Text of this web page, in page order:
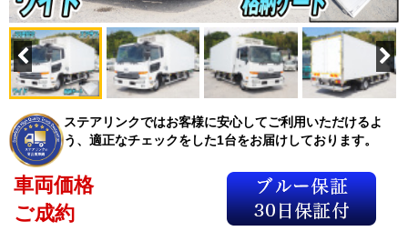
ステアリンクではお客様に安心してご利用いただけるよ
う、適正なチェックをした1台をお届けしております。
車両価格
ご成約